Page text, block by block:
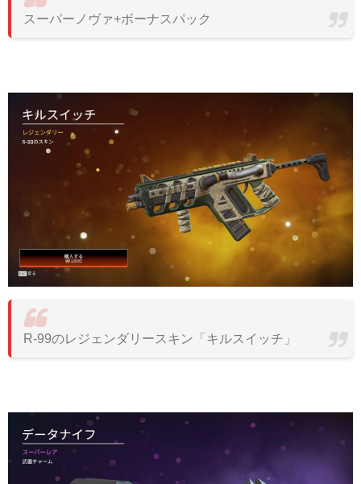
スーパーノヴァ+ボーナスパック
R-99のレジェンダリースキン「キルスイッチ」